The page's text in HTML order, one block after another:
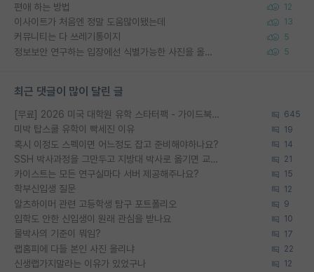
편애 하는 방법 12
이사이트가 처음엔 정말 도움많이됐는데 13
커뮤니티는 다 쓰레기통이지 5
정보보안 연구하는 입장에선 식별가능한 사진을 올리는건 비추이긴함 5
최근 댓글이 많이 달린 글
[무료] 2026 미국 대학원 유학 스타터팩 - 가이드북 & 합격자 컨택메일 템플릿 645
미박 탑스쿨 유학이 빡세진 이유 19
혹시 이정도 스펙이면 어느정도 잡고 준비해야하나요? 14
SSH 박사과정을 그만두고 지방대 박사로 옮기면 교수의 꿈은 끝일까요? 21
카이스트는 모든 연구실마다 서버 제공해주나요? 15
학부신입생 질문 12
알츠하이머 관련 고등학생 탐구 포트폴리오 9
입학도 안한 신입생이 원래 관심을 받나요 10
물박사의 기준이 뭐임? 17
랩홈피에 다들 본인 사진 올리냐 22
신생랩가지말라는 이유가 있었구나 12